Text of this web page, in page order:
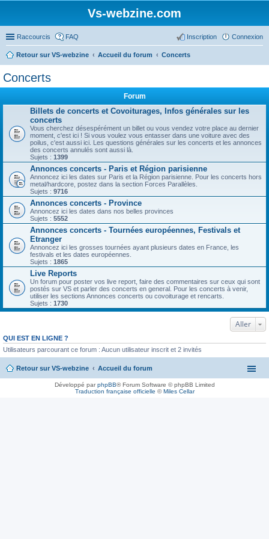
Vs-webzine.com
Raccourcis FAQ Connexion
Inscription
Retour sur VS-webzine Accueil du forum Concerts
Concerts
Forum
Billets de concerts et Covoiturages, Infos générales sur les
concerts
Vous cherchez désespérément un billet ou vous vendez votre place au dernier
moment, c'est ici ! Si vous voulez vous entasser dans une voiture avec des
poilus, c'est aussi ici. Les questions générales sur les concerts et les annonces
des concerts annulés sont aussi là.
Sujets : 1399
Annonces concerts - Paris et Région parisienne
Annoncez ici les dates sur Paris et la Région parisienne. Pour les concerts hors
metal/hardcore, postez dans la section Forces Parallèles.
Sujets : 9716
Annonces concerts - Province
Annoncez ici les dates dans nos belles provinces
Sujets : 5552
Annonces concerts - Tournées européennes, Festivals et
Etranger
Annoncez ici les grosses tournées ayant plusieurs dates en France, les
festivals et les dates européennes.
Sujets : 1865
Live Reports
Un forum pour poster vos live report, faire des commentaires sur ceux qui sont
postés sur VS et parler des concerts en general. Pour les concerts à venir,
utiliser les sections Annonces concerts ou covoiturage et rencarts.
Sujets : 1730
Aller
QUI EST EN LIGNE ?
Utilisateurs parcourant ce forum : Aucun utilisateur inscrit et 2 invités
Retour sur VS-webzine Accueil du forum
Développé parphpBB® Forum Software © phpBB Limited
Traduction française officielle ©Miles Cellar